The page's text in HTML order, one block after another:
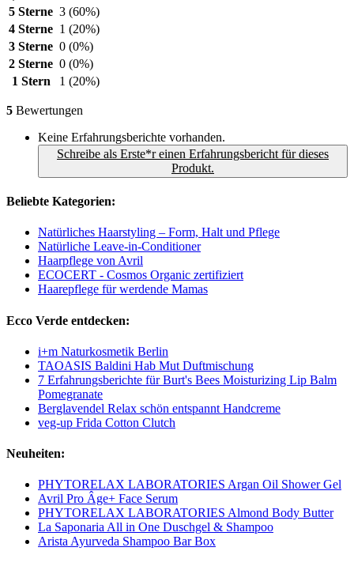
5 Sterne 3 (60%)
4 Sterne 1 (20%)
3 Sterne 0 (0%)
2 Sterne 0 (0%)
1 Stern
1 (20%)
5 Bewertungen
Keine Erfahrungsberichte vorhanden.
Schreibe als Erste*r einen Erfahrungsbericht für dieses
Produkt.
Beliebte Kategorien:
Natürliches Haarstyling – Form, Halt und Pflege
Natürliche Leave-in-Conditioner
Haarpflege von Avril
ECOCERT - Cosmos Organic zertifiziert
Haarepflege für werdende Mamas
Ecco Verde entdecken:
i+m Naturkosmetik Berlin
TAOASIS Baldini Hab Mut Duftmischung
7 Erfahrungsberichte für Burt's Bees Moisturizing Lip Balm
Pomegranate
Berglavendel Relax schön entspannt Handcreme
veg-up Frida Cotton Clutch
Neuheiten:
PHYTORELAX LABORATORIES Argan Oil Shower Gel
Avril Pro Âge+ Face Serum
PHYTORELAX LABORATORIES Almond Body Butter
La Saponaria All in One Duschgel & Shampoo
Arista Ayurveda Shampoo Bar Box